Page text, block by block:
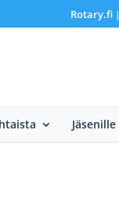
Rotary.fi|
Jäsenille